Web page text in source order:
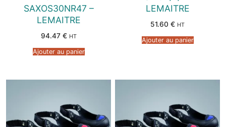
SAXOS30NR47 –
LEMAITRE
94.47 € HT
Ajouter au panier
LEMAITRE
51.60 € HT
Ajouter au panier